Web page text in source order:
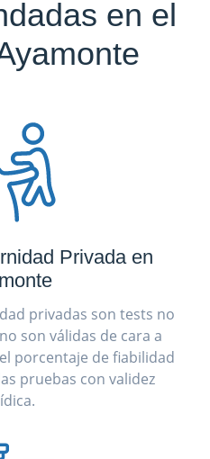
en el
Privada en
privadas son tests no
son válidas de cara a
porcentaje de fiabilidad
pruebas con validez